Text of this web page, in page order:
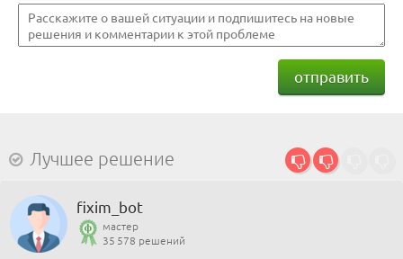
отправить
Лучшее решение
fixim_bot
мастер
35 578 решений